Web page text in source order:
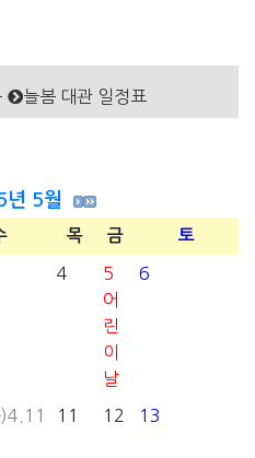
늘봄 대관 일정표
년 5월
목 금 토
4
5
어
린
이
날
6
11 12 13